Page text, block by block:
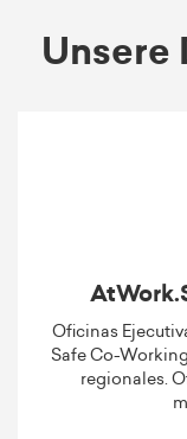
Unsere
Oficinas
Safe Co-
regionales.